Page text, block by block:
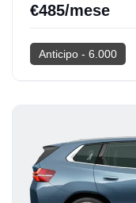
€485/mese
Anticipo - 6.000